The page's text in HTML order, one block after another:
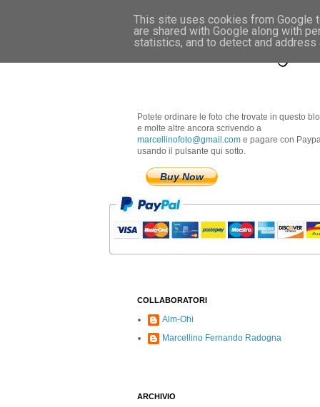
Marcellino
Potete ordinare le foto che trovate in questo
e molte altre ancora scrivendo a
marcellinofoto@gmail.com e pagare con
usando il pulsante qui sotto.
Buy Now
COLLABORATORI
Alm-Ohi
Marcellino Fernando Radogna
ARCHIVIO
This site uses cookies from Google
are shared with Google along with
statistics, and to detect and address